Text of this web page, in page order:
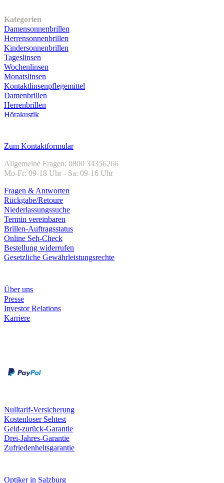
Kategorien
Damensonnenbrillen
Herrensonnenbrillen
Kindersonnenbrillen
Tageslinsen
Wochenlinsen
Monatslinsen
Kontaktlinsenpflegemittel
Damenbrillen
Herrenbrillen
Hörakustik
Zum Kontaktformular
Allgemeine Fragen: 0800 34356266
Mo-Fr: 09-18 Uhr - Sa: 09-16 Uhr
Fragen & Antworten
Rückgabe/Retoure
Niederlassungssuche
Termin vereinbaren
Brillen-Auftragsstatus
Online Seh-Check
Bestellung widerrufen
Gesetzliche Gewährleistungsrechte
Über uns
Presse
Investor Relations
Karriere
Nulltarif-Versicherung
Kostenloser Sehtest
Geld-zurück-Garantie
Drei-Jahres-Garantie
Zufriedenheitsgarantie
Optiker in Salzburg